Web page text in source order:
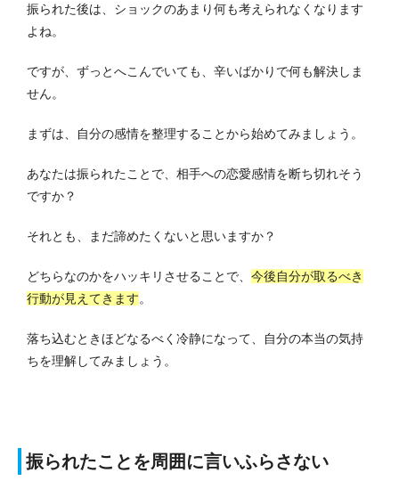
振られた後は、ショックのあまり何も考えられなくなります
よね。
ですが、ずっとへこんでいても、辛いばかりで何も解決しま
せん。
まずは、自分の感情を整理することから始めてみましょう。
あなたは振られたことで、相手への恋愛感情を断ち切れそう
ですか？
それとも、まだ諦めたくないと思いますか？
どちらなのかをハッキリさせることで、 今後自分が取るべき
行動が見えてきます。
落ち込むときほどなるべく冷静になって、自分の本当の気持
ちを理解してみましょう。
振られたことを周囲に言いふらさない